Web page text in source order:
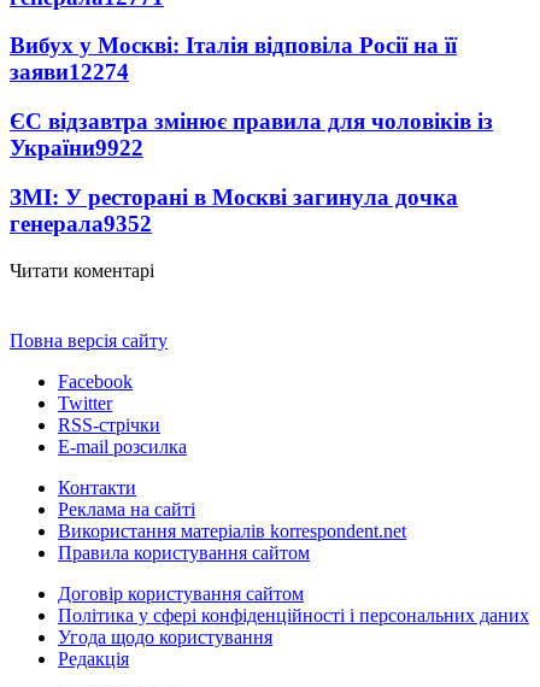
Вибух у Москві: Італія відповіла Росії на її
заяви12274
ЄС відзавтра змінює правила для чоловіків із
України9922
ЗМІ: У ресторані в Москві загинула дочка
генерала9352
Читати коментарі
Повна версія сайту
Facebook
Twitter
RSS-стрічки
E-mail розсилка
Контакти
Реклама на сайті
Використання матеріалів korrespondent.net
Правила користування сайтом
Договір користування сайтом
Політика у сфері конфіденційності і персональних даних
Угода щодо користування
Редакція